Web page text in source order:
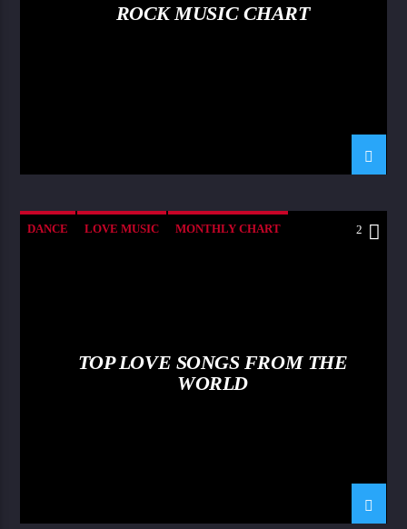
ROCK MUSIC CHART
DANCE LOVE MUSIC MONTHLY CHART 2
TOP LOVE SONGS FROM THE
WORLD